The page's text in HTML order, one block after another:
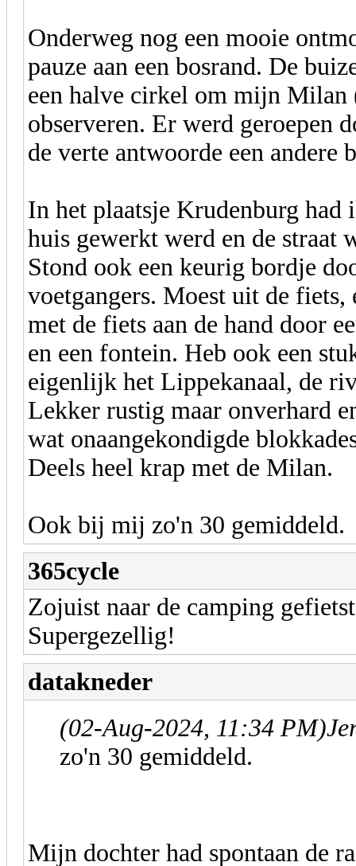
Onderweg nog een mooie
pauze aan een bosrand. De
een halve cirkel om mijn Milan
observeren. Er werd geroepen
de verte antwoorde een andere
In het plaatsje Krudenburg had
huis gewerkt werd en de straat
Stond ook een keurig bordje
voetgangers. Moest uit de fiets,
met de fiets aan de hand door
en een fontein. Heb ook een
eigenlijk het Lippekanaal, de
Lekker rustig maar onverhard
wat onaangekondigde
Deels heel krap met de Milan.
Ook bij mij zo'n 30 gemiddeld.
365cycle
Zojuist naar de camping
Supergezellig!
datakneder
(02-Aug-2024, 11:34 PM)
zo'n 30 gemiddeld.
Mijn dochter had spontaan de